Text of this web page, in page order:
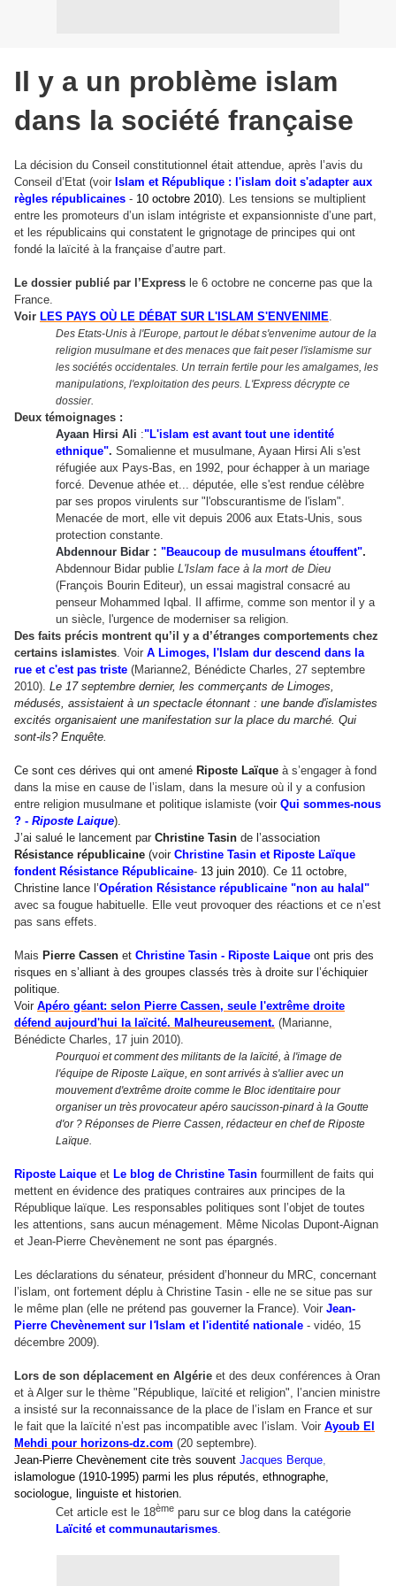
Il y a un problème islam
dans la société française
La décision du Conseil constitutionnel était attendue, après l’avis du
Conseil d’Etat (voir Islam et République : l'islam doit s'adapter aux
règles républicaines - 10 octobre 2010). Les tensions se multiplient
entre les promoteurs d’un islam intégriste et expansionniste d’une part,
et les républicains qui constatent le grignotage de principes qui ont
fondé la laïcité à la française d’autre part.
Le dossier publié par l’Express le 6 octobre ne concerne pas que la
France.
Voir LES PAYS OÙ LE DÉBAT SUR L'ISLAM S'ENVENIME.
Des Etats-Unis à l'Europe, partout le débat s'envenime autour de la
religion musulmane et des menaces que fait peser l'islamisme sur
les sociétés occidentales. Un terrain fertile pour les amalgames, les
manipulations, l'exploitation des peurs. L'Express décrypte ce
dossier.
Deux témoignages :
Ayaan Hirsi Ali :"L'islam est avant tout une identité
ethnique". Somalienne et musulmane, Ayaan Hirsi Ali s'est
réfugiée aux Pays-Bas, en 1992, pour échapper à un mariage
forcé. Devenue athée et... députée, elle s'est rendue célèbre
par ses propos virulents sur "l'obscurantisme de l'islam".
Menacée de mort, elle vit depuis 2006 aux Etats-Unis, sous
protection constante.
Abdennour Bidar :"Beaucoup de musulmans étouffent".
Abdennour Bidar publieL'Islam face à la mort de Dieu
(François Bourin Editeur), un essai magistral consacré au
penseur Mohammed Iqbal. Il affirme, comme son mentor il y a
un siècle, l'urgence de moderniser sa religion.
Des faits précis montrent qu’il y a d’étranges comportements chez
certains islamistes. Voir A Limoges, l'Islam dur descend dans la
rue et c'est pas triste (Marianne2, Bénédicte Charles, 27 septembre
2010). Le 17 septembre dernier, les commerçants de Limoges,
médusés, assistaient à un spectacle étonnant : une bande d'islamistes
excités organisaient une manifestation sur la place du marché. Qui
sont-ils? Enquête.
Ce sont ces dérives qui ont amené Riposte Laïque à s’engager à fond
dans la mise en cause de l’islam, dans la mesure où il y a confusion
entre religion musulmane et politique islamiste (voir Qui sommes-nous
? - Riposte Laique).
J’ai salué le lancement par Christine Tasin de l’association
Résistance républicaine (voir Christine Tasin et Riposte Laïque
fondent Résistance Républicaine- 13 juin 2010). Ce 11 octobre,
Christine lance l’Opération Résistance républicaine "non au halal "
avec sa fougue habituelle. Elle veut provoquer des réactions et ce n’est
pas sans effets.
Mais Pierre Cassen et Christine Tasin - Riposte Laique ont pris des
risques en s’alliant à des groupes classés très à droite sur l’échiquier
politique.
Voir Apéro géant: selon Pierre Cassen, seule l'extrême droite
défend aujourd'hui la laïcité. Malheureusement. (Marianne,
Bénédicte Charles, 17 juin 2010).
Pourquoi et comment des militants de la laïcité, à l'image de
l'équipe de Riposte Laïque, en sont arrivés à s'allier avec un
mouvement d'extrême droite comme le Bloc identitaire pour
organiser un très provocateur apéro saucisson-pinard à la Goutte
d'or ? Réponses de Pierre Cassen, rédacteur en chef de Riposte
Laïque.
Riposte Laique et Le blog de Christine Tasin fourmillent de faits qui
mettent en évidence des pratiques contraires aux principes de la
République laïque. Les responsables politiques sont l’objet de toutes
les attentions, sans aucun ménagement. Même Nicolas Dupont-Aignan
et Jean-Pierre Chevènement ne sont pas épargnés.
Les déclarations du sénateur, président d’honneur du MRC, concernant
l’islam, ont fortement déplu à Christine Tasin - elle ne se situe pas sur
le même plan (elle ne prétend pas gouverner la France). Voir Jean-
Pierre Chevènement sur l 'Islam et l'identité nationale - vidéo, 15
décembre 2009).
Lors de son déplacement en Algérie et des deux conférences à Oran
et à Alger sur le thème "République, laïcité et religion", l’ancien ministre
a insisté sur la reconnaissance de la place de l’islam en France et sur
le fait que la laïcité n’est pas incompatible avec l’islam. Voir Ayoub El
Mehdi pour horizons-dz.com (20 septembre).
Jean-Pierre Chevènement cite très souvent Jacques Berque,
islamologue (1910-1995) parmi les plus réputés, ethnographe,
sociologue, linguiste et historien.
Cet article est le 18ème paru sur ce blog dans la catégorie
Laïcité et communautarismes.